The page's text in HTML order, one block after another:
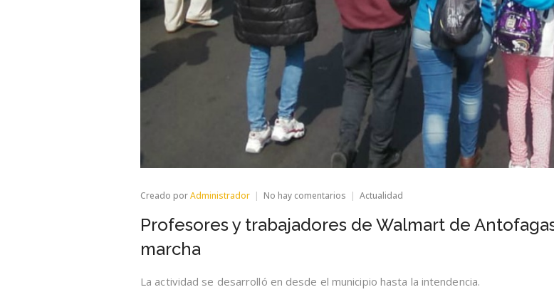
Creado porAdministrador No hay comentarios en
trabajadores
Antofagasta
Actualidad
Profesores y trabajadores de Walmart de
marcha
La actividad se desarrolló en desde el municipio hasta la intendencia.